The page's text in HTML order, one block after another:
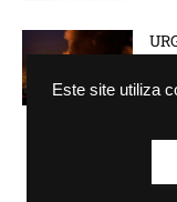
Este site utiliza